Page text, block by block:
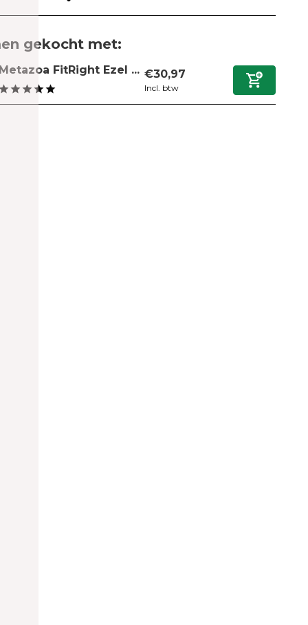
gekocht met:
FitRight Ezel ... €30,97
Incl. btw